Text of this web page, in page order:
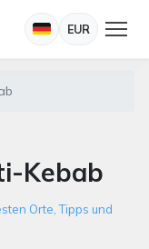
EUR
Kebab
Orte, Tipps und